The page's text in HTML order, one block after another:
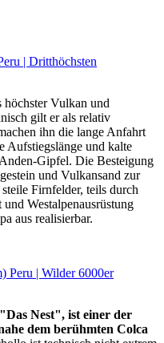
höchster Vulkan und
gilt er als relativ
ihn die lange Anfahrt
Aufstiegslänge und kalte
Gipfel. Die Besteigung
und Vulkansand zur
Firnfelder, teils durch
Westalpenausrüstung
aus realisierbar.
Nest", ist einer der
dem berühmten Colca